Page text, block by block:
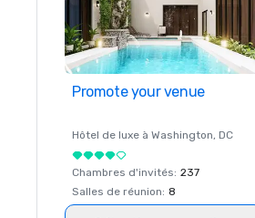
Promote your venue
Hôtel de luxe à Washington, DC
Chambres d'invités: 237
Salles de réunion: 8